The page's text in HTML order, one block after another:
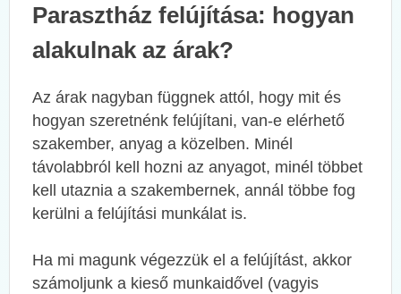
Parasztház felújítása: hogyan
alakulnak az árak?
Az árak nagyban függnek attól, hogy mit és
hogyan szeretnénk felújítani, van-e elérhető
szakember, anyag a közelben. Minél
távolabbról kell hozni az anyagot, minél többet
kell utaznia a szakembernek, annál többe fog
kerülni a felújítási munkálat is.
Ha mi magunk végezzük el a felújítást, akkor
számoljunk a kieső munkaidővel (vagyis